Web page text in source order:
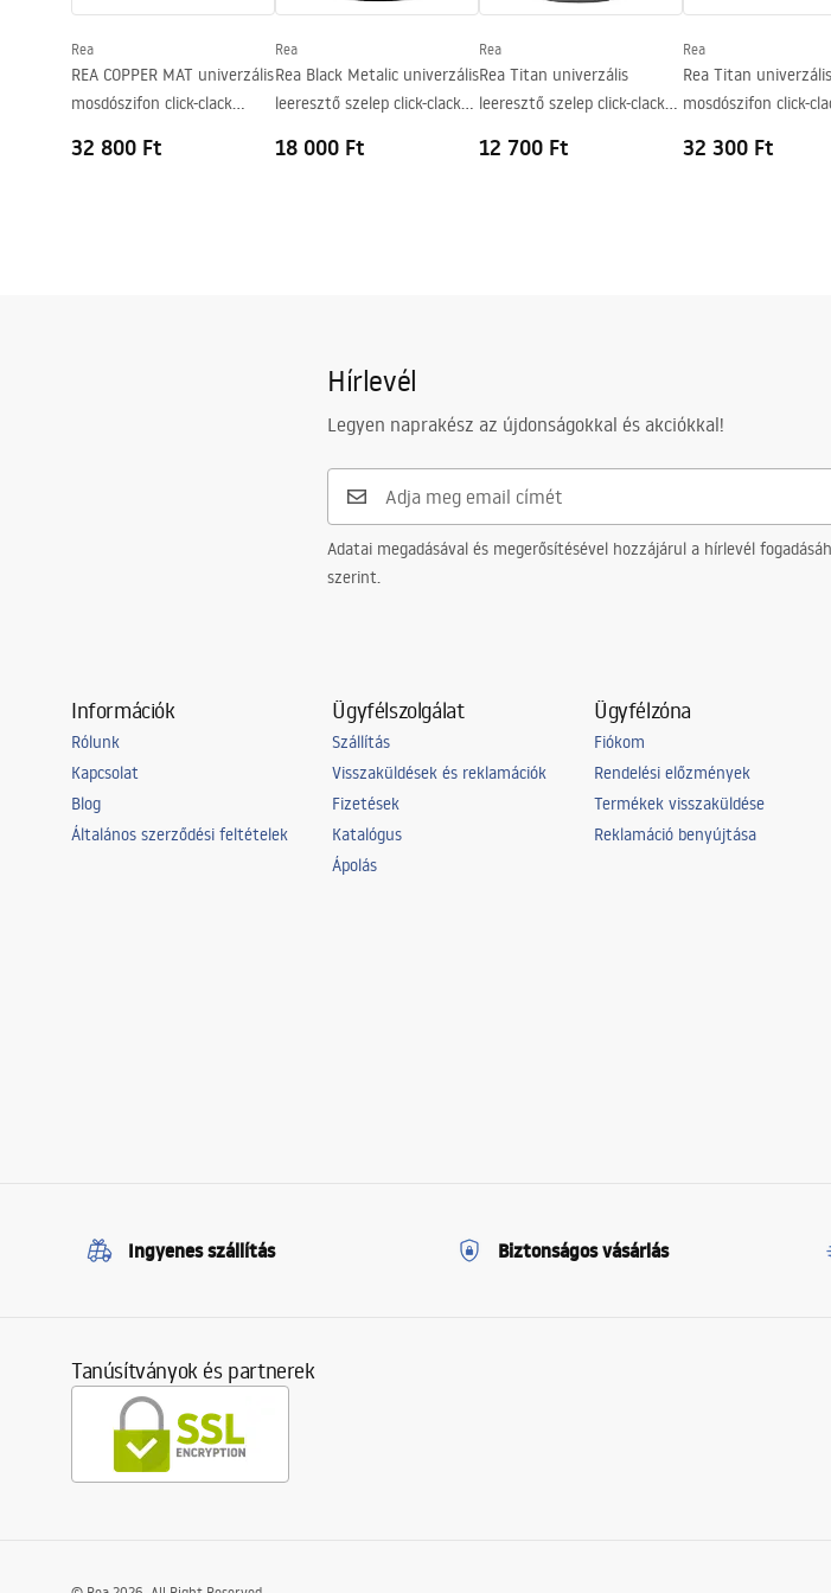
Túlfolyónyílás
Nem
Rea
REA COPPER MAT univerzális
mosdószifon click-clack
32 800 Ft
Rea
Rea Black Metalic univerzális
leeresztő szelep click-clack
18 000 Ft
Rea
Rea Titan univerzális
leeresztő szelep click-clack
12 700 Ft
Rea
Rea Titan univerzális
mosdószifon click-
32 300 Ft
Hírlevél
Legyen naprakész az újdonságokkal és akciókkal!
Adatai megadásával és megerősítésével hozzájárul a hírlevél
szerint.
Információk
Rólunk
Kapcsolat
Blog
Általános szerződési feltételek
Ügyfélszolgálat
Szállítás
Visszaküldések és reklamációk
Fizetések
Katalógus
Ápolás
Ügyfélzóna
Fiókom
Rendelési előzmények
Termékek visszaküldése
Reklamáció benyújtása
Ingyenes szállítás Biztonságos vásárlás
Tanúsítványok és partnerek